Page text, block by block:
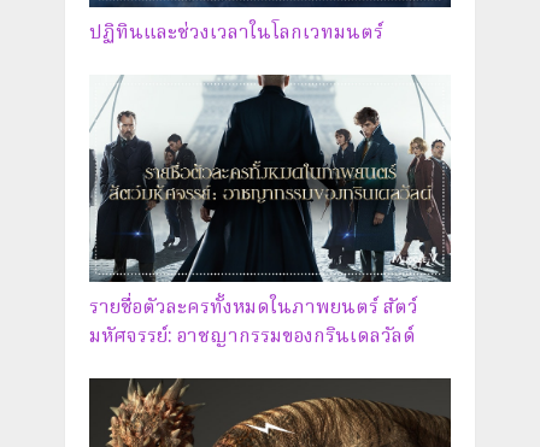
ปฏิทินและช่วงเวลาในโลกเวทมนตร์
รายชื่อตัวละครทั้งหมดในภาพยนตร์ สัตว์
มหัศจรรย์: อาชญากรรมของกรินเดลวัลด์